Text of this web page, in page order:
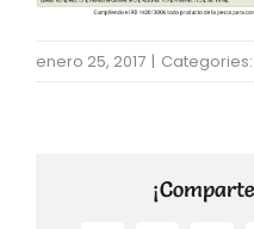
enero 25, 2017 | Categories: